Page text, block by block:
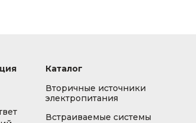
Каталог
Вторичные источники
электропитания
Встраиваемые системы